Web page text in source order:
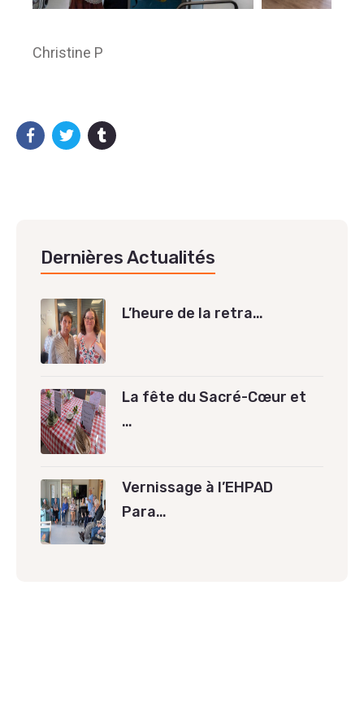
Christine P
Dernières Actualités
L’heure de la retra…
La fête du Sacré-Cœur et
…
Vernissage à l’EHPAD
Para…